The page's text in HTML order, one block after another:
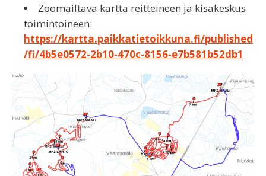
Zoomailtava kartta reitteineen ja kisakeskus
toimintoineen:
https://kartta.paikkatietoikkuna.fi/published
/fi/4b5e0572-2b10-470c-8156-e7b581b52db1